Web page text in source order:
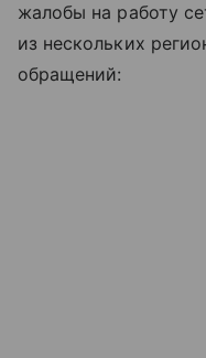
жалобы на работу
из нескольких
обращений: